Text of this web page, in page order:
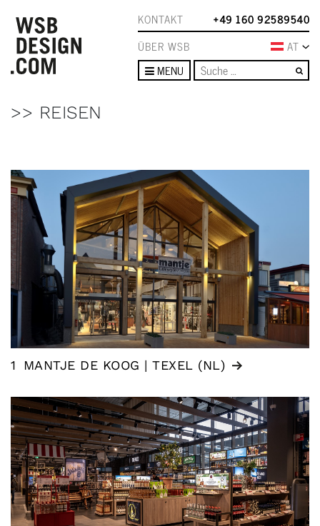
KONTAKT
+49 160 92589540
ÜBER WSB
AT
MENU
>> REISEN
1 MANTJE DE KOOG | TEXEL (NL)